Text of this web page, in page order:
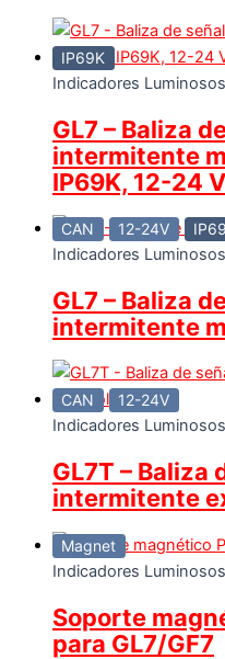
IP69K
Indicadores Luminosos
GL7 – Baliza
intermitente
IP69K, 12-24
CAN 12-24V
Indicadores Luminosos
GL7 – Baliza
intermitente
CAN 12-24V
Indicadores Luminosos
GL7T – Baliza
intermitente
Magnet
Indicadores Luminosos
Soporte
para GL7/GF7